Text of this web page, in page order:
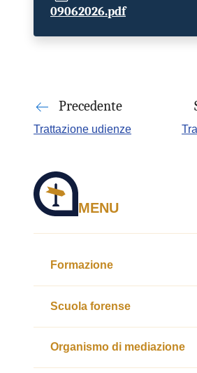
09062026.pdf
Precedente
Trattazione udienze
MENU
Formazione
Scuola forense
Organismo di mediazione